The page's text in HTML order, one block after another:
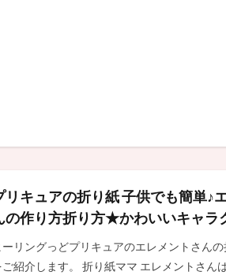
リキュアの折り紙 子供でも簡単♪
の作り方折り方★かわいいキャラ
ーリングっどプリキュアのエレメントさん
ご紹介します。 折り紙ママ エレメントさん